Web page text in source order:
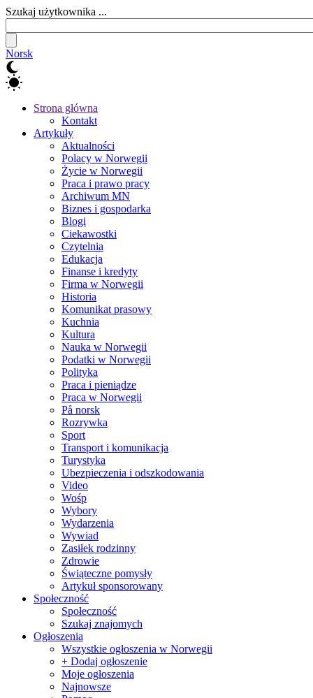
Szukaj użytkownika ...
Norsk
Strona główna
Kontakt
Artykuły
Aktualności
Polacy w Norwegii
Życie w Norwegii
Praca i prawo pracy
Archiwum MN
Biznes i gospodarka
Blogi
Ciekawostki
Czytelnia
Edukacja
Finanse i kredyty
Firma w Norwegii
Historia
Komunikat prasowy
Kuchnia
Kultura
Nauka w Norwegii
Podatki w Norwegii
Polityka
Praca i pieniądze
Praca w Norwegii
På norsk
Rozrywka
Sport
Transport i komunikacja
Turystyka
Ubezpieczenia i odszkodowania
Video
Wośp
Wybory
Wydarzenia
Wywiad
Zasiłek rodzinny
Zdrowie
Świąteczne pomysły
Artykuł sponsorowany
Społeczność
Społeczność
Szukaj znajomych
Ogłoszenia
Wszystkie ogłoszenia w Norwegii
+ Dodaj ogłoszenie
Moje ogłoszenia
Najnowsze